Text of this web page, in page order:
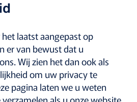
laatst aangepast op
er van bewust dat u
Wij zien het dan ook als
om uw privacy te
pagina laten we u weten